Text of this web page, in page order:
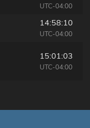
UTC-04:00
14:58:10
UTC-04:00
15:01:03
UTC-04:00